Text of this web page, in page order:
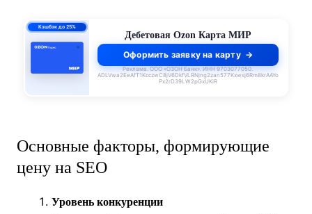
ПСК 55–62,4%
годовых
Кредитная Ozon Карта
Оформить заявку на карту
Реклама. ООО «ОЗОН Банк». ИНН 9703077050.
ADLVwa2EeAfT1KcczwC8jV6DkfVLRNjng2zan577Kxwsj6Rm8krAAYo
Px2rD39LW2pGxUKiR
Основные факторы, формирующие
цену на SEO
Уровень конкуренции